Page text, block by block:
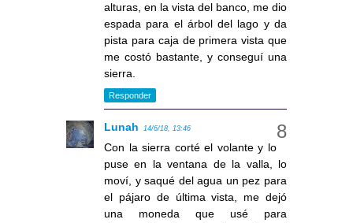
alturas, en la vista del banco, me dio
espada para el árbol del lago y da
pista para caja de primera vista que
me costó bastante, y conseguí una
sierra.
Responder
Lunah 14/6/18, 13:46
Con la sierra corté el volante y lo
puse en la ventana de la valla, lo
moví, y saqué del agua un pez para
el pájaro de última vista, me dejó
una moneda que usé para